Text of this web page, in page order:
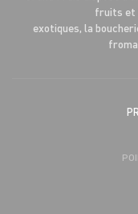
fruits et
exotiques, la